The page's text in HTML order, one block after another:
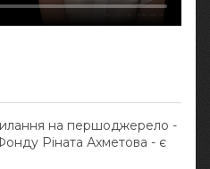
на першоджерело -
Ріната Ахметова - є